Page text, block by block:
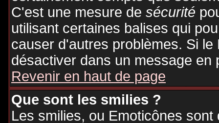
C'est une mesure desécurité
utilisant certaines balises qui
causer d'autres problèmes. Si
désactiver dans un message en
Revenir en haut de page
Que sont les smilies ?
Les smilies, ou Emoticônes